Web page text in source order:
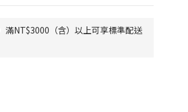
滿NT$3000（含）以上可享標準配送